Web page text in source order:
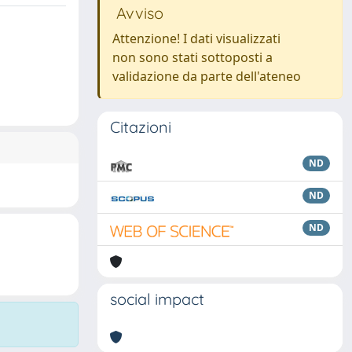
Avviso
Attenzione! I dati visualizzati
non sono stati sottoposti a
validazione da parte dell'ateneo
Citazioni
ND
ND
ND
social impact